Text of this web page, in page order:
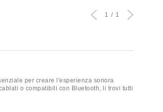
1 1
per creare l'esperienza sonora
o compatibili con Bluetooth, li trovi tutti